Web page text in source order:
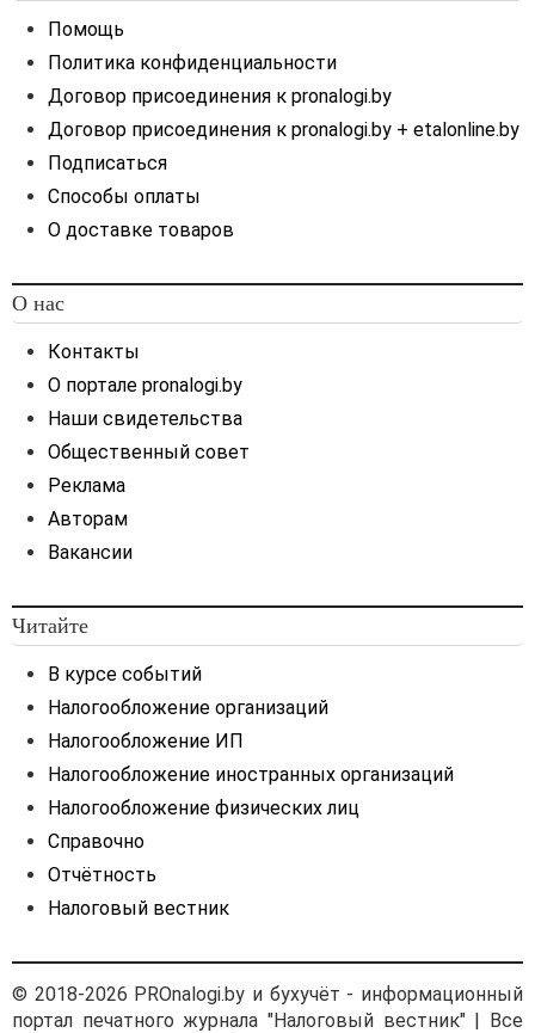
Помощь
Политика конфиденциальности
Договор присоединения к pronalogi.by
Договор присоединения к pronalogi.by + etalonline.by
Подписаться
Способы оплаты
О доставке товаров
О нас
Контакты
О портале pronalogi.by
Наши свидетельства
Общественный совет
Реклама
Авторам
Вакансии
Читайте
В курсе событий
Налогообложение организаций
Налогообложение ИП
Налогообложение иностранных организаций
Налогообложение физических лиц
Справочно
Отчётность
Налоговый вестник
© 2018-2026 PROnalogi.by и бухучёт - информационный
портал печатного журнала "Налоговый вестник" | Все